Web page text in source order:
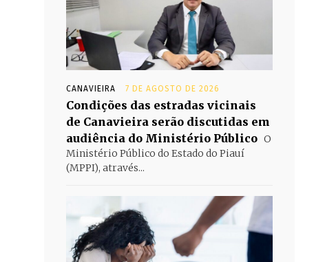
CANAVIEIRA 7 DE AGOSTO DE 2026
Condições das estradas vicinais
de Canavieira serão discutidas em
audiência do Ministério Público O
Ministério Público do Estado do Piauí
(MPPI), através...